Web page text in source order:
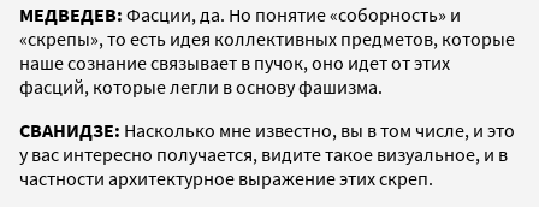
МЕДВЕДЕВ: Фасции, да. Но понятие «соборность» и
«скрепы», то есть идея коллективных предметов, которые
наше сознание связывает в пучок, оно идет от этих
фасций, которые легли в основу фашизма.
СВАНИДЗЕ: Насколько мне известно, вы в том числе, и это
у вас интересно получается, видите такое визуальное, и в
частности архитектурное выражение этих скреп.